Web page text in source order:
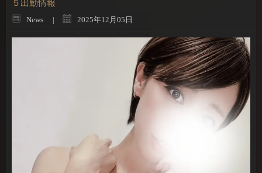
５出勤情報
News 2025年12月05日